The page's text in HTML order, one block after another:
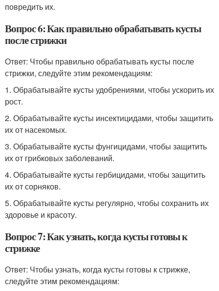
повредить их.
Вопрос 6: Как правильно обрабатывать кусты
после стрижки
Ответ: Чтобы правильно обрабатывать кусты после
стрижки, следуйте этим рекомендациям:
1. Обрабатывайте кусты удобрениями, чтобы ускорить их
рост.
2. Обрабатывайте кусты инсектицидами, чтобы защитить
их от насекомых.
3. Обрабатывайте кусты фунгицидами, чтобы защитить
их от грибковых заболеваний.
4. Обрабатывайте кусты гербицидами, чтобы защитить
их от сорняков.
5. Обрабатывайте кусты регулярно, чтобы сохранить их
здоровье и красоту.
Вопрос 7: Как узнать, когда кусты готовы к
стрижке
Ответ: Чтобы узнать, когда кусты готовы к стрижке,
следуйте этим рекомендациям: